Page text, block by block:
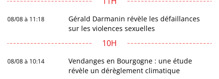
08/08 à 11:18
Gérald Darmanin révèle les défaillances
sur les violences sexuelles
10H
08/08 à 10:14
Vendanges en Bourgogne : une étude
révèle un dérèglement climatique